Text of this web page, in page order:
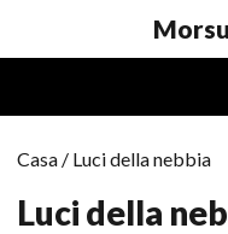
Casa / Luci della nebbia
Luci della